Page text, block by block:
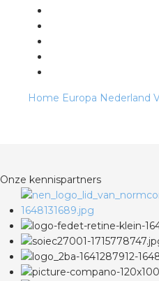
Home Europa Nederland
Onze kennispartners
waarde